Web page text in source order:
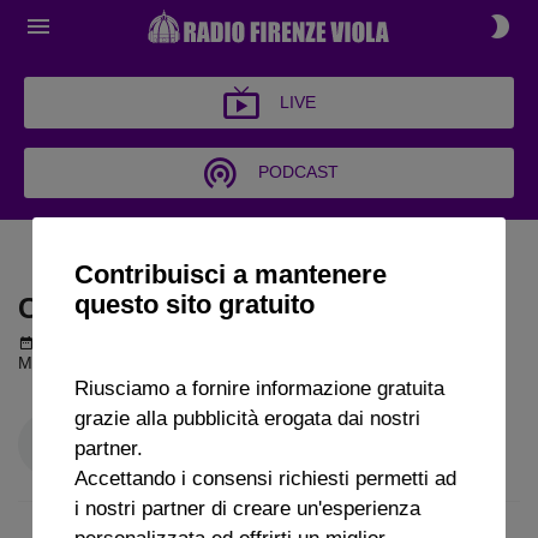
LIVE
PODCAST
COLPI D'ALA
COLPI D'ALA
Marco Ballotta a Radio FirenzeViola
Contribuisci a mantenere
questo sito gratuito
Riusciamo a fornire informazione gratuita
grazie alla pubblicità erogata dai nostri
partner.
Accettando i consensi richiesti permetti ad
i nostri partner di creare un'esperienza